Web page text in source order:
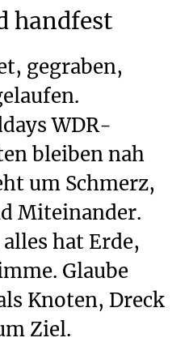
handfest
gegraben,
WDR-
bleiben nah
um Schmerz,
Miteinander.
hat Erde,
Glaube
Knoten, Dreck
Ziel.